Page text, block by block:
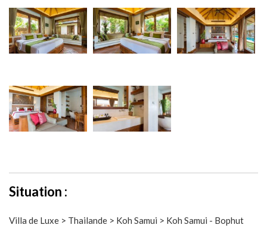
Situation :
Villa de Luxe > Thailande > Koh Samui > Koh Samui - Bophut